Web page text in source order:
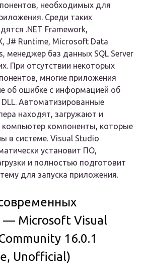
необходимых для
Среди таких
.NET Framework,
J# Runtime, Microsoft Data
менеджер баз данных SQL Server
При отсутствии некоторых
многие приложения
об ошибке с информацией об
Автоматизированные
находят, загружают и
компьютер компоненты, которые
в системе. Visual Studio
установит ПО,
и полностью подготовит
для запуска приложения.
— Microsoft Visual
16.0.1
Unofficial)